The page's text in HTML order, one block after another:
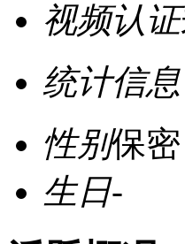
视频认证
统计信息
性别保密
生日-